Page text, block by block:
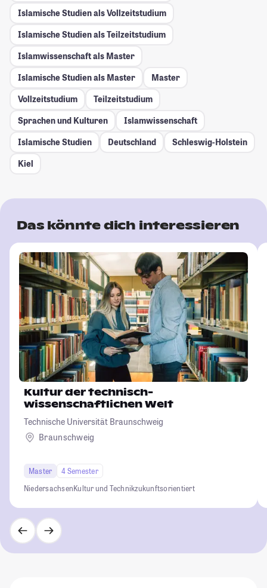
Islamische Studien als Vollzeitstudium
Islamische Studien als Teilzeitstudium
Islamwissenschaft als Master
Islamische Studien als Master
Master
Vollzeitstudium
Teilzeitstudium
Sprachen und Kulturen
Islamwissenschaft
Islamische Studien
Deutschland
Schleswig-Holstein
Kiel
Das könnte dich interessieren
Kultur der technisch-
wissenschaftlichen Welt
Technische Universität Braunschweig
Braunschweig
Master
4 Semester
NiedersachsenKultur und Technikzukunftsorientiert